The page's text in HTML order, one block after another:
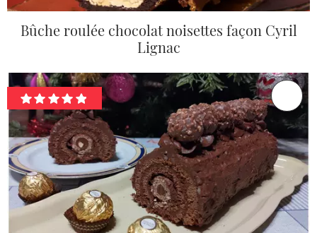
Bûche roulée chocolat noisettes façon Cyril
Lignac